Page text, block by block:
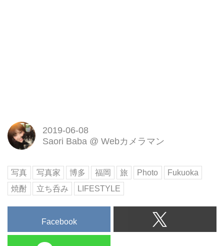
2019-06-08
Saori Baba @ Webカメラマン
写真 写真家 博多 福岡 旅 Photo
Fukuoka
焼酎
立ち呑み LIFESTYLE
Facebook